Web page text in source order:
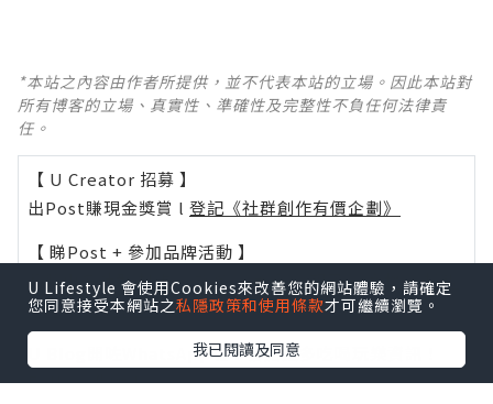
U Lifestyle 會使用Cookies來改善您的網站體驗，請確定
您同意接受本網站之私隱政策和使用條款才可繼續瀏覽。
我已閱讀及同意
*本站之內容由作者所提供，並不代表本站的立場。因此本站對
所有博客的立場、真實性、準確性及完整性不負任何法律責
任。
【 U Creator 招募 】
出Post賺現金獎賞 l 登記《社群創作有價企劃》
【 睇Post + 參加品牌活動 】
瀏覽更多社群打卡丶 旅遊丶美食丶親子丶寵物 丶扮靚
攻略及活動情報
U Blog開咗WhatsApp啦！發掘更多吃喝玩樂資訊！
Follow 我哋！